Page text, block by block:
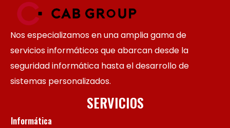
Nos especializamos en una amplia gama de
servicios informáticos que abarcan desde la
seguridad informática hasta el desarrollo de
sistemas personalizados.
SERVICIOS
Informática